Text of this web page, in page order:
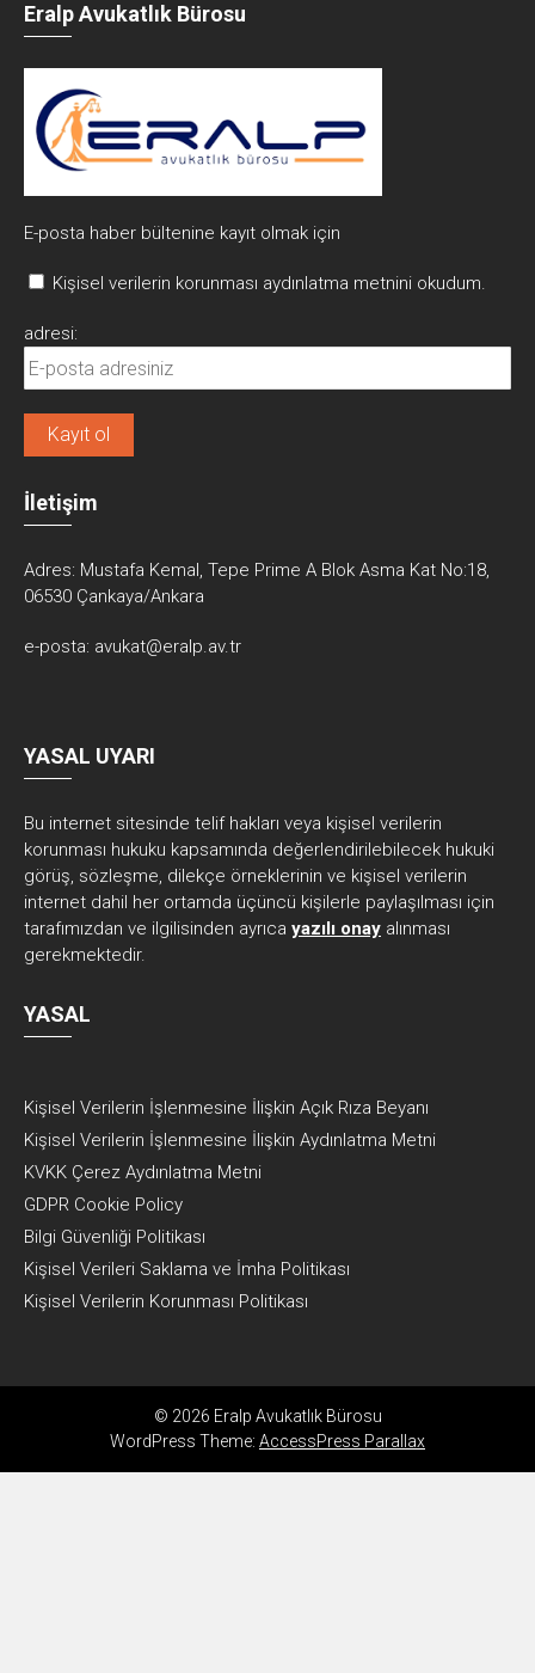
Eralp Avukatlık Bürosu
E-posta haber bültenine kayıt olmak için
Kişisel verilerin korunması aydınlatma metnini okudum.
adresi:
İletişim
Adres: Mustafa Kemal, Tepe Prime A Blok Asma Kat No:18,
06530 Çankaya/Ankara
e-posta: avukat@eralp.av.tr
YASAL UYARI
Bu internet sitesinde telif hakları veya kişisel verilerin
korunması hukuku kapsamında değerlendirilebilecek hukuki
görüş, sözleşme, dilekçe örneklerinin ve kişisel verilerin
internet dahil her ortamda üçüncü kişilerle paylaşılması için
tarafımızdan ve ilgilisinden ayrıca yazılı onay alınması
gerekmektedir.
YASAL
Kişisel Verilerin İşlenmesine İlişkin Açık Rıza Beyanı
Kişisel Verilerin İşlenmesine İlişkin Aydınlatma Metni
KVKK Çerez Aydınlatma Metni
GDPR Cookie Policy
Bilgi Güvenliği Politikası
Kişisel Verileri Saklama ve İmha Politikası
Kişisel Verilerin Korunması Politikası
© 2026 Eralp Avukatlık Bürosu
WordPress Theme: AccessPress Parallax